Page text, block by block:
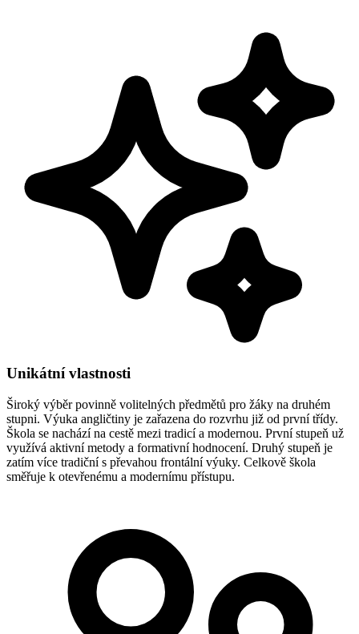
Unikátní vlastnosti
Široký výběr povinně volitelných předmětů pro žáky na druhém
stupni. Výuka angličtiny je zařazena do rozvrhu již od první třídy.
Škola se nachází na cestě mezi tradicí a modernou. První stupeň už
využívá aktivní metody a formativní hodnocení. Druhý stupeň je
zatím více tradiční s převahou frontální výuky. Celkově škola
směřuje k otevřenému a modernímu přístupu.